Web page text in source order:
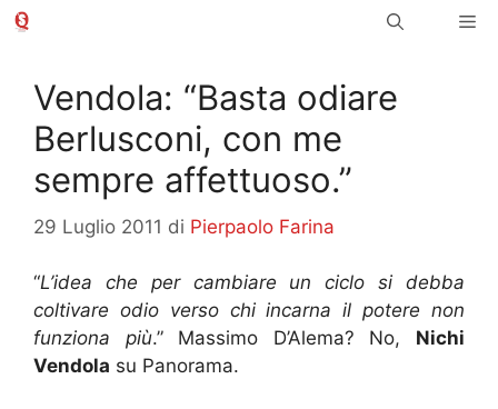
Vai
Vendola: “Basta odiare
Berlusconi, con me
sempre affettuoso.”
29 Luglio 2011 di Pierpaolo Farina
“L’idea che per cambiare un ciclo si debba
coltivare odio verso chi incarna il potere non
funziona più.” Massimo D’Alema? No, Nichi
Vendola su Panorama.